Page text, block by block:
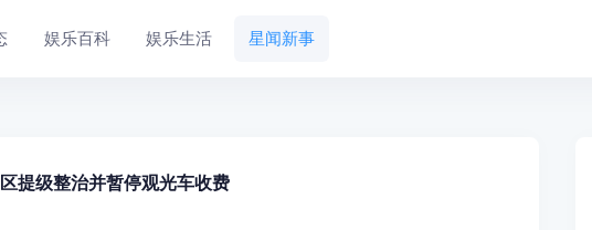
娱乐百科 娱乐生活 星闻新事
提级整治并暂停观光车收费